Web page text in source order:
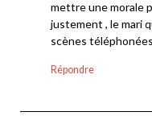
mettre une morale
justement , le mari
scènes
Répondre